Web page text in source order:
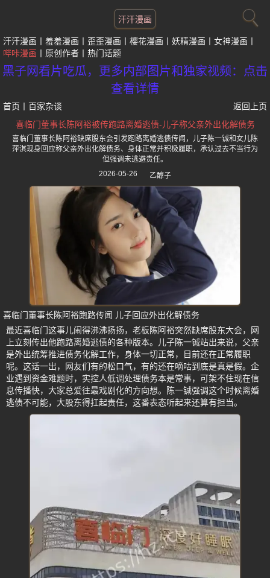
汗汗漫画
汗汗漫画 羞羞漫画 歪歪漫画 樱花漫画 妖精漫画
女神漫画
哔咔漫画
原创作者 热门话题
黑子网看片吃瓜，更多内部图片和独家视频：点击
查看详情
首页 百家杂谈
返回上页
喜临门董事长陈阿裕被传跑路离婚逃债-儿子称父亲外出化解债务
喜临门董事长陈阿裕缺席股东会引发跑路离婚逃债传闻，儿子陈一铖和女儿陈
萍淇现身回应称父亲外出化解债务、身体正常并积极履职，承认过去不当行为
但强调未逃避责任。
2026-05-26
乙醇子
喜临门董事长陈阿裕跑路传闻 儿子回应外出化解债务
最近喜临门这事儿闹得沸沸扬扬，老板陈阿裕突然缺席股东大会，网
上立刻传出他跑路离婚逃债的各种版本。儿子陈一铖站出来说，父亲
是外出统筹推进债务化解工作，身体一切正常，目前还在正常履职
呢。这话一出，网友们有的松口气，有的还在嘀咕到底是真是假。企
业遇到资金难题时，实控人低调处理债务本是常事，可架不住现在信
息传播快，大家总爱往最戏剧化的方向想。陈一铖强调这个时候离婚
逃债不可能，大股东得扛起责任，这番表态听起来还算有担当。